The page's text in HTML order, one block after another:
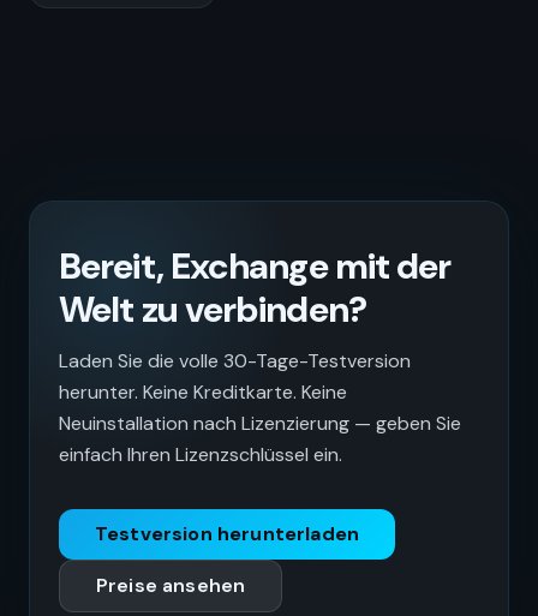
Bereit, Exchange mit der
Welt zu verbinden?
Laden Sie die volle 30-Tage-Testversion
herunter. Keine Kreditkarte. Keine
Neuinstallation nach Lizenzierung — geben Sie
einfach Ihren Lizenzschlüssel ein.
Testversion herunterladen
Preise ansehen